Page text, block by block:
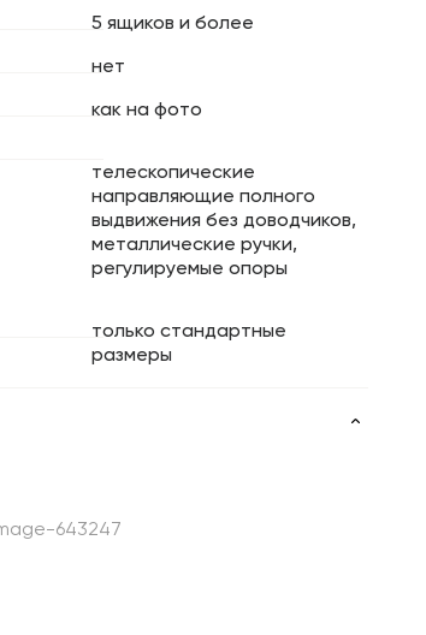
5 ящиков и более
нет
как на фото
телескопические
направляющие полного
выдвижения без доводчиков,
металлические ручки,
регулируемые опоры
только стандартные
размеры